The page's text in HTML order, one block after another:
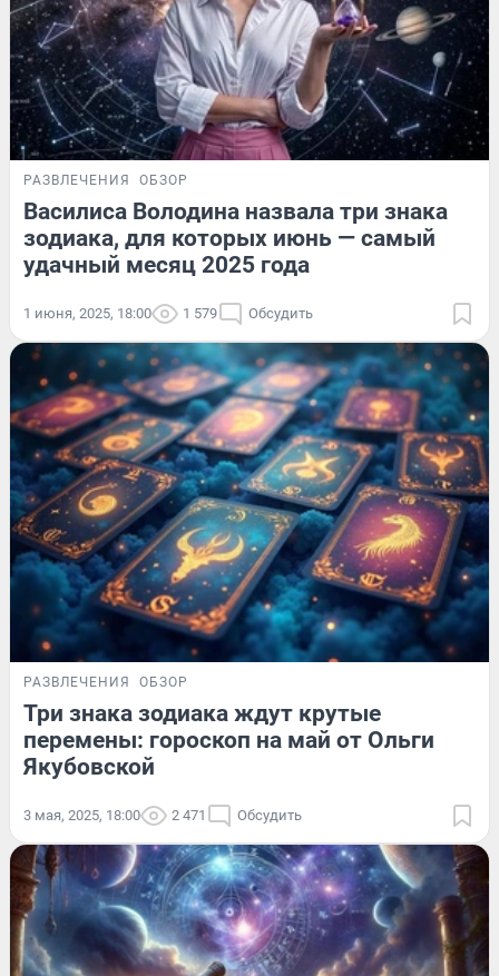
РАЗВЛЕЧЕНИЯ ОБЗОР
Василиса Володина назвала три знака
зодиака, для которых июнь — самый
удачный месяц 2025 года
1 июня, 2025, 18:00 1 579 Обсудить
РАЗВЛЕЧЕНИЯ ОБЗОР
Три знака зодиака ждут крутые
перемены: гороскоп на май от Ольги
Якубовской
3 мая, 2025, 18:00 2 471 Обсудить